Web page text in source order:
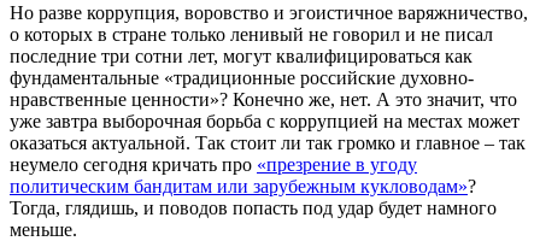
Но разве коррупция, воровство и эгоистичное варяжничество,
о которых в стране только ленивый не говорил и не писал
последние три сотни лет, могут квалифицироваться как
фундаментальные «традиционные российские духовно-
нравственные ценности»? Конечно же, нет. А это значит, что
уже завтра выборочная борьба с коррупцией на местах может
оказаться актуальной. Так стоит ли так громко и главное – так
неумело сегодня кричать про «презрение в угоду
политическим бандитам или зарубежным кукловодам»?
Тогда, глядишь, и поводов попасть под удар будет намного
меньше.